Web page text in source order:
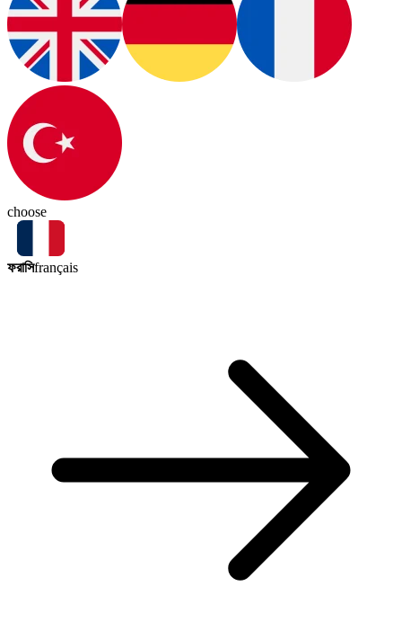
choose
ফরাসিfrançais